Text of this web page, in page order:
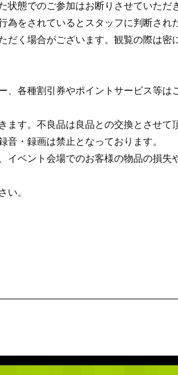
態でのご参加はお断りさせていただ
をされているとスタッフに判断され
く場合がございます。観覧の際は密
各種割引券やポイントサービス等は
す。不良品は良品との交換とさせて
・録画は禁止となっております。
ベント会場でのお客様の物品の損
。